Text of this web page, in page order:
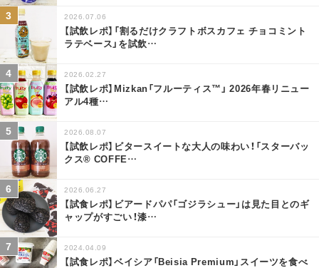
2026.07.06
【試飲レポ】「割るだけクラフトボスカフェ チョコミント
ラテベース」を試飲…
2026.02.27
【試飲レポ】Mizkan「フルーティス™」 2026年春リニュー
アル4種…
2026.08.07
【試飲レポ】ビタースイートな大人の味わい！「スターバッ
クス® COFFE…
2026.06.27
【試食レポ】ビアードパパ「ゴジラシュー」は見た目とのギ
ャップがすごい！漆…
2024.04.09
【試食レポ】ベイシア「Beisia Premium」スイーツを食べ